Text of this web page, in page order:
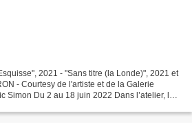
2021 - "Sans titre (la Londe)", 2021 et
- Courtesy de l'artiste et de la Galerie
Simon Du 2 au 18 juin 2022 Dans l’atelier, les